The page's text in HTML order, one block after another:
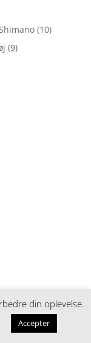
(10)
(9)
din oplevelse.
Accepter